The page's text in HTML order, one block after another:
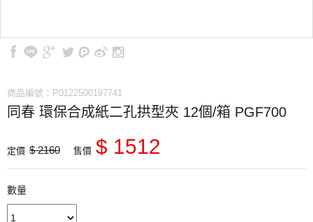
商品編號：P0122500197741
同春 環保合成紙二孔拱型夾 12個/箱 PGF700
定價 $ 2160 售價 $ 1512
數量